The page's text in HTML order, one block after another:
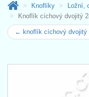
Knoflíky
Ložní,
Knoflík cíchový dvojitý
← knoflík cíchový dvojitý